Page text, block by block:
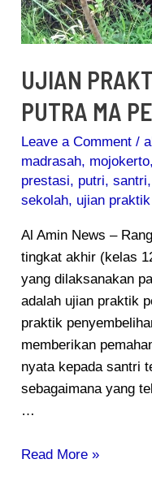
UJIAN
PUTRA MA
Leave a Comment /
madrasah, mojokerto,
prestasi, putri,santri,
sekolah, ujian praktik
Al Amin News –
tingkat akhir (kelas
yang dilaksanakan
adalah ujian praktik
praktik
memberikan
nyata kepada santri
sebagaimana yang
…
Read More »